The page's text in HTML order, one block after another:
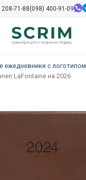
208-71-88(098) 400-91-09
ежедневники с логотипом
LaFontaine на 2026